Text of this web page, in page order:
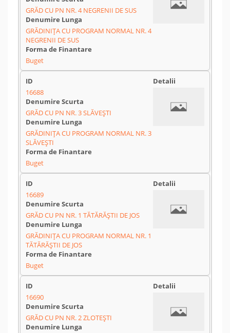
GRĂD CU PN NR. 4 NEGRENII DE SUS
GRĂDINIȚA CU PROGRAM NORMAL NR. 4
NEGRENII DE SUS
Buget
16688
GRĂD CU PN NR. 3 SLĂVEȘTI
GRĂDINIȚA CU PROGRAM NORMAL NR. 3
SLĂVEȘTI
Buget
16689
GRĂD CU PN NR. 1 TĂTĂRĂȘTII DE JOS
GRĂDINIȚA CU PROGRAM NORMAL NR. 1
TĂTĂRĂȘTII DE JOS
Buget
16690
GRĂD CU PN NR. 2 ZLOTEȘTI